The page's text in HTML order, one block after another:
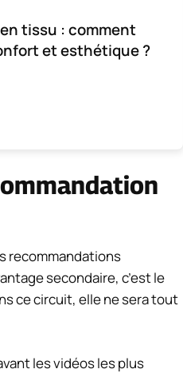
tissu : comment
et esthétique ?
recommandations
secondaire, c’est le
ce circuit, elle ne sera tout
les vidéos les plus